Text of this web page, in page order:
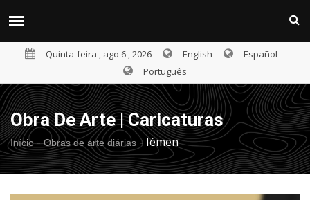
Quinta-feira , ago 6 , 2026 English
Español
Português
Obra De Arte | Caricaturas
Início- Obras de arte diárias - Iémen